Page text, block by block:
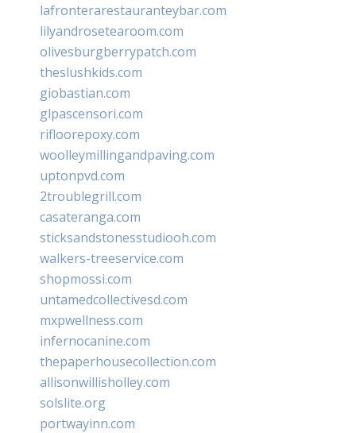
lafronterarestauranteybar.com
lilyandrosetearoom.com
olivesburgberrypatch.com
theslushkids.com
giobastian.com
glpascensori.com
rifloorepoxy.com
woolleymillingandpaving.com
uptonpvd.com
2troublegrill.com
casateranga.com
sticksandstonesstudiooh.com
walkers-treeservice.com
shopmossi.com
untamedcollectivesd.com
mxpwellness.com
infernocanine.com
thepaperhousecollection.com
allisonwillisholley.com
solslite.org
portwayinn.com